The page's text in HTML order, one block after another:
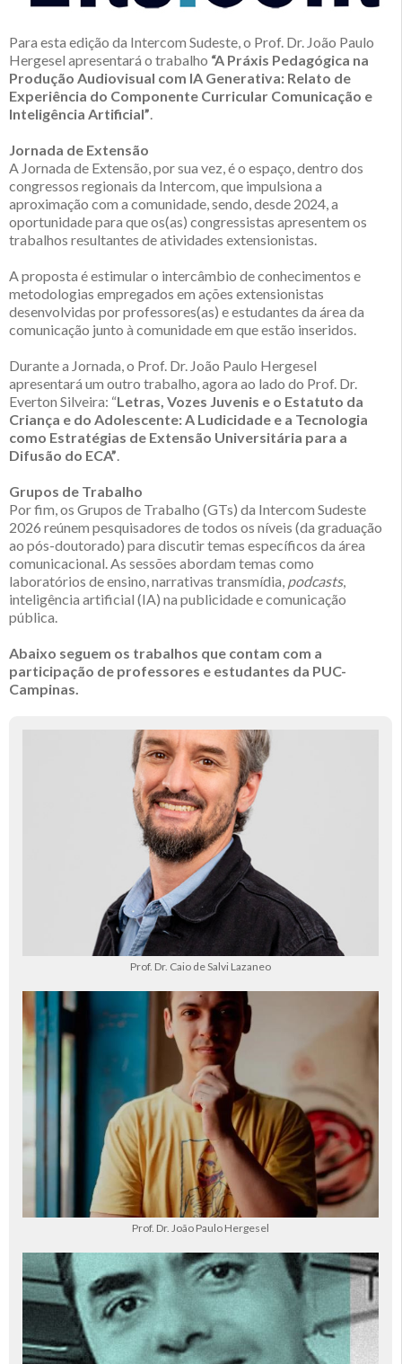
Para esta edição da Intercom Sudeste, o Prof. Dr. João Paulo
Hergesel apresentará o trabalho “A Práxis Pedagógica na
Produção Audiovisual com IA Generativa: Relato de
Experiência do Componente Curricular Comunicação e
Inteligência Artificial”
Jornada de Extensão
A Jornada de Extensão, por sua vez, é o espaço, dentro dos
congressos regionais da Intercom, que impulsiona a
aproximação com a comunidade, sendo, desde 2024, a
oportunidade para que os(as) congressistas apresentem os
trabalhos resultantes de atividades extensionistas.
A proposta é estimular o intercâmbio de conhecimentos e
metodologias empregados em ações extensionistas
desenvolvidas por professores(as) e estudantes da área da
comunicação junto à comunidade em que estão inseridos.
Durante a Jornada, o Prof. Dr. João Paulo Hergesel
apresentará um outro trabalho, agora ao lado do Prof. Dr.
Everton Silveira: “Letras, Vozes Juvenis e o Estatuto da
Criança e do Adolescente: A Ludicidade e a Tecnologia
como Estratégias de Extensão Universitária para a
Difusão do ECA”
Grupos de Trabalho
Por fim, os Grupos de Trabalho (GTs) da Intercom Sudeste
2026 reúnem pesquisadores de todos os níveis (da graduação
ao pós-doutorado) para discutir temas específicos da área
comunicacional. As sessões abordam temas como
laboratórios de ensino, narrativas transmídia, podcasts,
inteligência artificial (IA) na publicidade e comunicação
pública.
Abaixo seguem os trabalhos que contam com a
participação de professores e estudantes da PUC-
Campinas.
Prof. Dr. Caio de Salvi Lazaneo
Prof. Dr. João Paulo Hergesel